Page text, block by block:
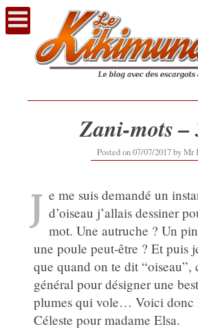
Voir
contenu
Zani-mots –
Posted on07/07/201712/09/
byMr
J e me suis demandé un
d’oiseau j’allais dessiner
mot. Une autruche ? Un
une poule peut-être ? Et puis
que quand on te dit “oiseau”,
général pour désigner une
plumes qui vole… Voici donc
Céleste pour madame Elsa.